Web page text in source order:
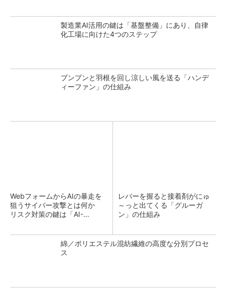
製造業AI活用の鍵は「基盤整備」にあり、自律
化工場に向けた4つのステップ
ブンブンと羽根を回し涼しい風を送る「ハンデ
ィーファン」の仕組み
WebフォームからAIの暴走を
狙うサイバー攻撃とは何か
リスク対策の鍵は「AI-...
レバーを握ると接着剤がにゅ
～っと出てくる「グルーガ
ン」の仕組み
綿／ポリエステル混紡繊維の高度な分別プロセ
ス